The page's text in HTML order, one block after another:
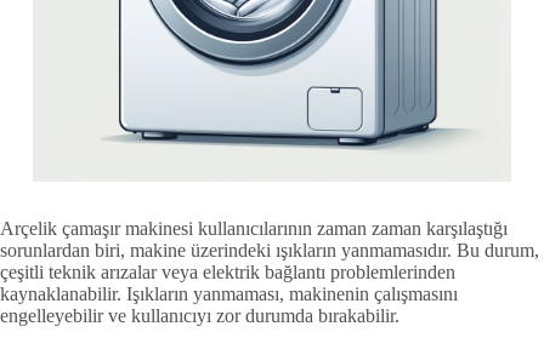
Arçelik çamaşır makinesi kullanıcılarının zaman zaman karşılaştığı
sorunlardan biri, makine üzerindeki ışıkların yanmamasıdır. Bu durum,
çeşitli teknik arızalar veya elektrik bağlantı problemlerinden
kaynaklanabilir. Işıkların yanmaması, makinenin çalışmasını
engelleyebilir ve kullanıcıyı zor durumda bırakabilir.